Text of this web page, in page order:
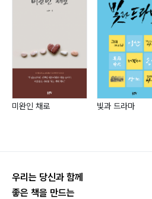
4-6. 사랑은 기다림이다107
4-7. 휴지심을 통해 보는 부부관
Summary113
5. 존중
5-1. 아내 말을 잘 들으면 자다가
5-2. 부부관계는 대화가 답이다
5-6. 꽃이 주는 행복129
5-7. 노부부의 배려와 사랑132
미완인 채로 빛과 드라마
우리는 당신과 함께
좋은 책을 만드는